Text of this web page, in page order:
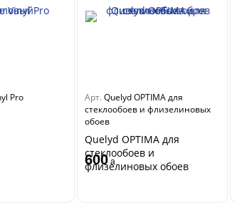
Pro
Арт. Quelyd OPTIMA для
стеклообоев и флизелиновых
обоев
Quelyd OPTIMA для
стеклообоев и
флизелиновых обоев
600 a